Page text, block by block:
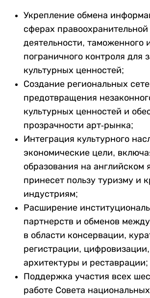
Укрепление обмена
сферах правоохранительной
деятельности, таможенного
пограничного контроля для
культурных ценностей;
Создание региональных
предотвращения
культурных ценностей и
прозрачности арт-рынка;
Интеграция культурного
экономические цели,
образования на английском
принесет пользу туризму и
индустриям;
Расширение
партнерств и обменов
в области консервации,
регистрации,
архитектуры и реставрации;
Поддержка участия всех
работе Совета